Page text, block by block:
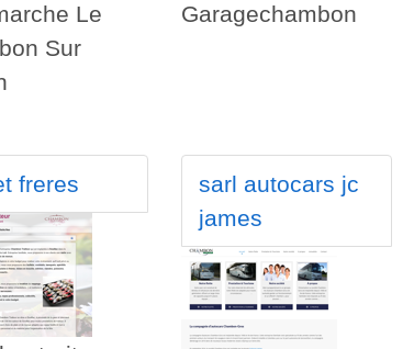
Le
Sur
Garagechambon
freres
sarl autocars jc
james